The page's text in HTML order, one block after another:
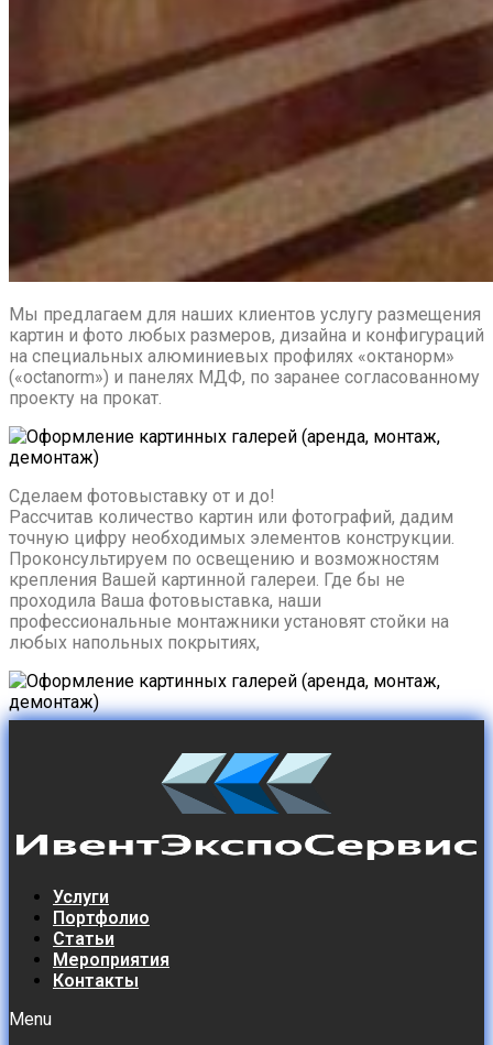
Мы предлагаем для наших клиентов услугу размещения
картин и фото любых размеров, дизайна и конфигураций
на специальных алюминиевых профилях «октанорм»
(«octanorm») и панелях МДФ, по заранее согласованному
проекту на прокат.
Сделаем фотовыставку от и до!
Рассчитав количество картин или фотографий, дадим
точную цифру необходимых элементов конструкции.
Проконсультируем по освещению и возможностям
крепления Вашей картинной галереи. Где бы не
проходила Ваша фотовыставка, наши
профессиональные монтажники установят стойки на
любых напольных покрытиях,
Услуги
Портфолио
Статьи
Мероприятия
Контакты
Menu